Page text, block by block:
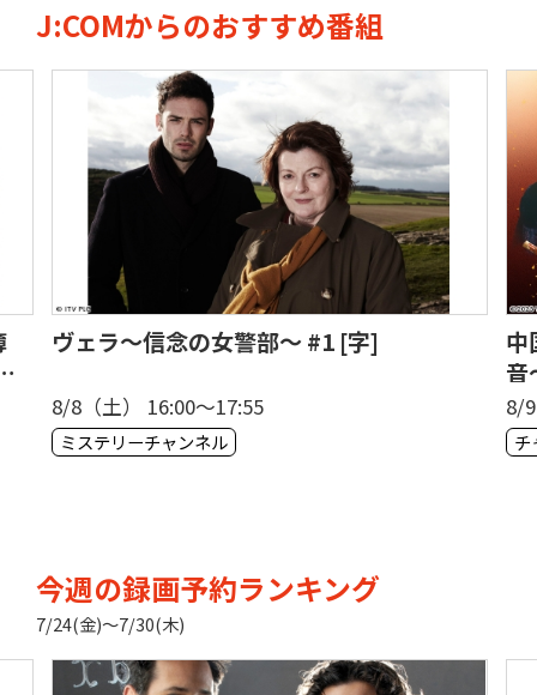
J:COMからのおすすめ番組
ヴェラ〜信念の女警部〜 #1 [字]
8/8（土） 16:00〜17:55
ミステリーチャンネル
中
音
8/
今週の録画予約ランキング
7/24(金)〜7/30(木)